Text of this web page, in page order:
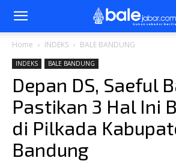
Bale
Jabar
Home INDEKS BALE BANDUNG
INDEKS BALE BANDUNG
Depan DS, Saeful
Pastikan 3 Hal Ini
di Pilkada
Bandung